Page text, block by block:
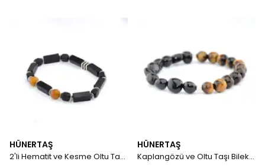
HÜNERTAŞ
2'li Hematit ve Kesme Oltu Taşı Bileklik
HÜNERTAŞ
Kaplangözü ve Oltu Taşı Bileklik